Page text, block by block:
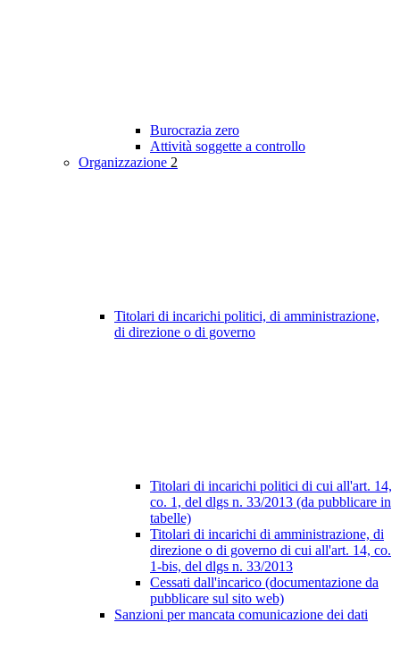
Burocrazia zero
Attività soggette a controllo
Organizzazione 2
Titolari di incarichi politici, di amministrazione,
di direzione o di governo
Titolari di incarichi politici di cui all'art. 14,
co. 1, del dlgs n. 33/2013 (da pubblicare in
tabelle)
Titolari di incarichi di amministrazione, di
direzione o di governo di cui all'art. 14, co.
1-bis, del dlgs n. 33/2013
Cessati dall'incarico (documentazione da
pubblicare sul sito web)
Sanzioni per mancata comunicazione dei dati